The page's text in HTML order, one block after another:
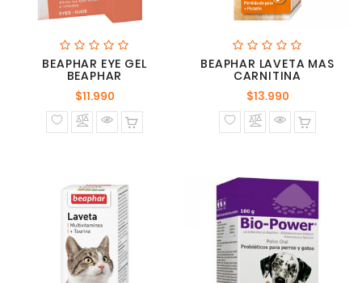
BEAPHAR EYE GEL
BEAPHAR
$11.990Precio
normal
BEAPHAR LAVETA MAS
CARNITINA
$13.990Precio
normal